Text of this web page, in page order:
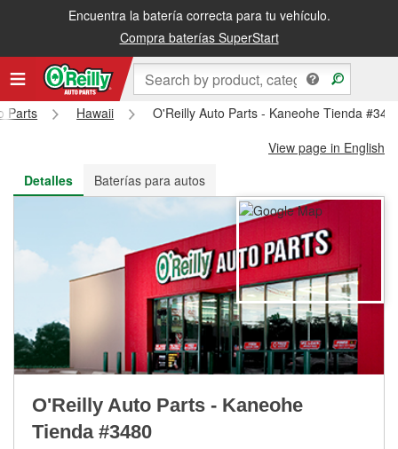
Encuentra la batería correcta para tu vehículo.
Compra baterías SuperStart
Recibe tu orden gratis al día siguiente o recógela en la tienda
Parts Hawaii
O'Reilly Auto Parts - Kaneohe Tienda
View page in English
Detalles
Baterías para autos
O'Reilly Auto Parts - Kaneohe
Tienda #3480